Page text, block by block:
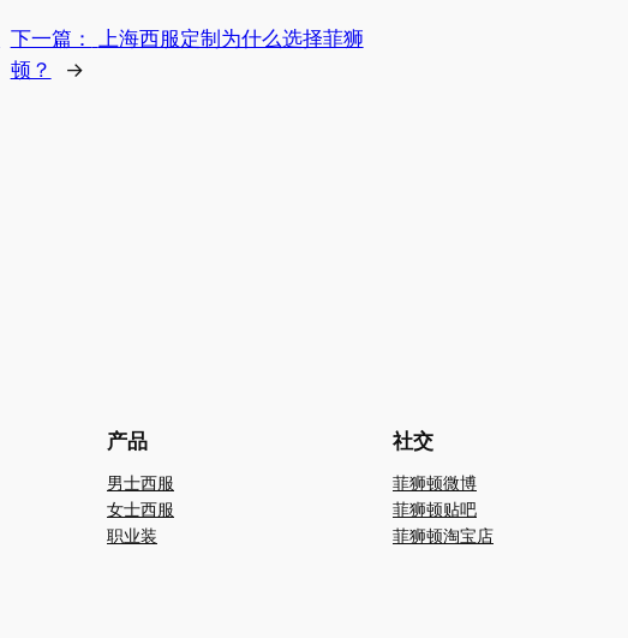
下一篇：
上海西服定制为什么选择菲狮
顿？
→
产品
男士西服
女士西服
职业装
社交
菲狮顿微博
菲狮顿贴吧
菲狮顿淘宝店